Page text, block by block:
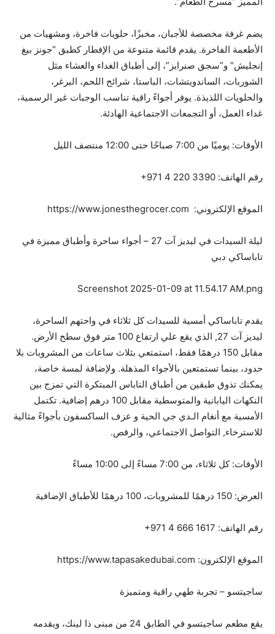
يضم غرفة مخصصة للأجبان، مخبزًا، حلويات فاخرة، ومشهيات من
الأطعمة الفاخرة. يقدم قائمة متنوعة من الإفطار كطبق “جونز بيغ
إنجليش” و”سجق صنرايز”، إلى أطباق الغداء والعشاء مثل
الشوربات، الساندويتشات، الباستا، شرائح اللحم، البرغر،
والحلويات اللذيذة. يوفر أجواءً راقية تناسب الوجبات غير الرسمية،
غداء العمل، أو التجمعات الاجتماعية الهادئة.
الأوقات: يوميًا من 7:00 صباحًا حتى 12:00 منتصف الليل
رقم الهاتف: ‎+971 4 220 3390
الموقع الإلكتروني: https://www.jonesthegrocer.com
ليلة السيدات في ليديز آت 27 – أجواء ساحرة وأطباق مميزة في
تاباساكي دبي
Screenshot 2025-01-09 at 11.54.17 AM.png
يقدم تاباساكي أمسية للسيدات كل ثلاثاء في واحتهم الساحرة،
ليديز آت 27, الذي يقع علي ارتفاع 100 متر فوق سطح الأرض.
مقابل 150 درهمًا فقط، استمتعي بثلاث ساعات من المشروبات بلا
حدود، بينما تستمتعين بالأجواء المذهلة. ولإضافة لمسة خاصة،
يمكنك تذوق طبقين من أطباق التاباس المبتكرة التي تمزج بين
النكهات اليابانية والمتوسطية مقابل 100 درهم إضافية. تكتمل
الأمسية مع أنغام الـدي جي الحية و عزف الساكسفون بأجواءً مثالية
للاسترخاء, التواصل الاجتماعي، والرقص.
الأوقات: كل ثلاثاء، من 7:00 مساءً إلى 10:00 مساءً
العرض: 150 درهمًا للمشروبات، 100 درهمًا للأطباق الإضافية
رقم الهاتف: ‎+971 4 666 1617
الموقع الإلكترون: https://www.tapasakedubai.com
ساجيتسو – تجربة طهي راقية ومتميزة
يقع مطعم ساجيتسو في الطابق 24 من مبنى ذا لينك، ويقدمه